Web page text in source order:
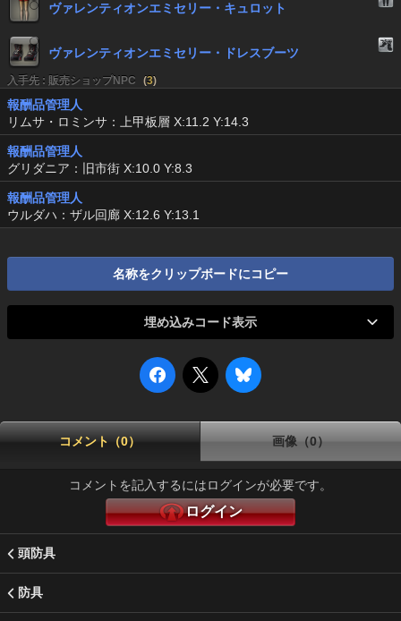
ヴァレンティオンエミセリー・キュロット
ヴァレンティオンエミセリー・ドレスブーツ
入手先 : 販売ショップNPC (3)
報酬品管理人
リムサ・ロミンサ：上甲板層 X:11.2 Y:14.3
報酬品管理人
グリダニア：旧市街 X:10.0 Y:8.3
報酬品管理人
ウルダハ：ザル回廊 X:12.6 Y:13.1
名称をクリップボードにコピー
埋め込みコード表示
コメント（0） 画像（0）
コメントを記入するにはログインが必要です。
ログイン
頭防具
防具